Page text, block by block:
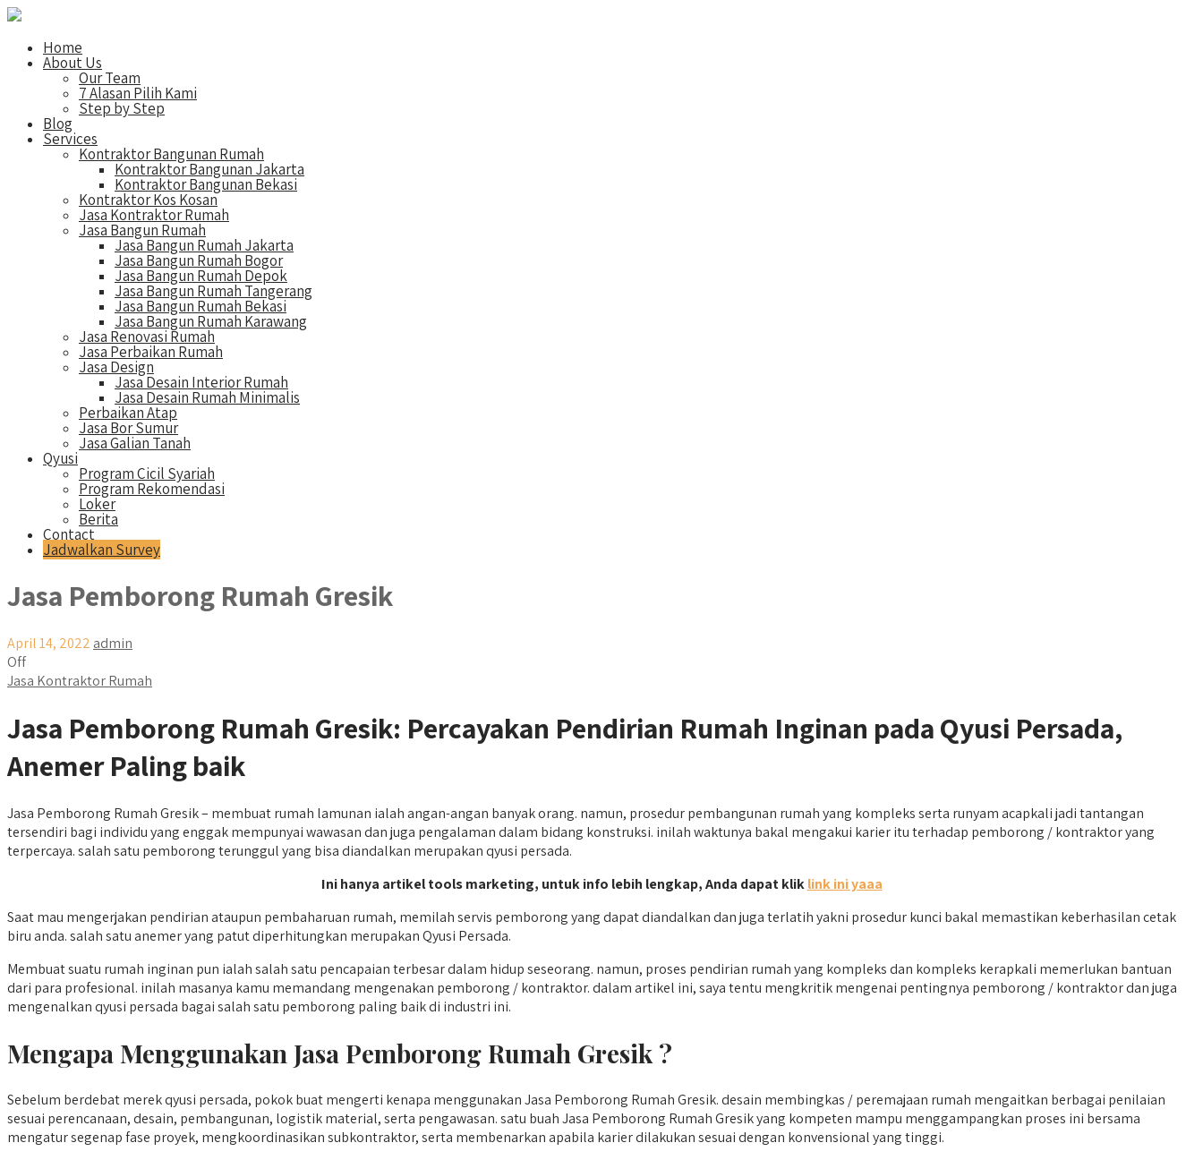
Home
About Us
Our Team
7 Alasan Pilih Kami
Step by Step
Blog
Services
Kontraktor Bangunan Rumah
Kontraktor Bangunan Jakarta
Kontraktor Bangunan Bekasi
Kontraktor Kos Kosan
Jasa Kontraktor Rumah
Jasa Bangun Rumah
Jasa Bangun Rumah Jakarta
Jasa Bangun Rumah Bogor
Jasa Bangun Rumah Depok
Jasa Bangun Rumah Tangerang
Jasa Bangun Rumah Bekasi
Jasa Bangun Rumah Karawang
Jasa Renovasi Rumah
Jasa Perbaikan Rumah
Jasa Design
Jasa Desain Interior Rumah
Jasa Desain Rumah Minimalis
Perbaikan Atap
Jasa Bor Sumur
Jasa Galian Tanah
Qyusi
Program Cicil Syariah
Program Rekomendasi
Loker
Berita
Contact
Jadwalkan Survey
Jasa Pemborong Rumah Gresik
April 14, 2022 admin
Off
Jasa Kontraktor Rumah
Jasa Pemborong Rumah Gresik: Percayakan Pendirian Rumah Inginan pada Qyusi Persada,
Anemer Paling baik
Jasa Pemborong Rumah Gresik – membuat rumah lamunan ialah angan-angan banyak orang. namun, prosedur pembangunan rumah yang kompleks serta runyam acapkali jadi tantangan
tersendiri bagi individu yang enggak mempunyai wawasan dan juga pengalaman dalam bidang konstruksi. inilah waktunya bakal mengakui karier itu terhadap pemborong / kontraktor yang
terpercaya. salah satu pemborong terunggul yang bisa diandalkan merupakan qyusi persada.
Ini hanya artikel tools marketing, untuk info lebih lengkap, Anda dapat kliklink ini yaaa
Saat mau mengerjakan pendirian ataupun pembaharuan rumah, memilah servis pemborong yang dapat diandalkan dan juga terlatih yakni prosedur kunci bakal memastikan keberhasilan cetak
biru anda. salah satu anemer yang patut diperhitungkan merupakan Qyusi Persada.
Membuat suatu rumah inginan pun ialah salah satu pencapaian terbesar dalam hidup seseorang. namun, proses pendirian rumah yang kompleks dan kompleks kerapkali memerlukan bantuan
dari para profesional. inilah masanya kamu memandang mengenakan pemborong / kontraktor. dalam artikel ini, saya tentu mengkritik mengenai pentingnya pemborong / kontraktor dan juga
mengenalkan qyusi persada bagai salah satu pemborong paling baik di industri ini.
Mengapa Menggunakan Jasa Pemborong Rumah Gresik ?
Sebelum berdebat merek qyusi persada, pokok buat mengerti kenapa menggunakan Jasa Pemborong Rumah Gresik. desain membingkas / peremajaan rumah mengaitkan berbagai penilaian
sesuai perencanaan, desain, pembangunan, logistik material, serta pengawasan. satu buah Jasa Pemborong Rumah Gresik yang kompeten mampu menggampangkan proses ini bersama
mengatur segenap fase proyek, mengkoordinasikan subkontraktor, serta membenarkan apabila karier dilakukan sesuai dengan konvensional yang tinggi.